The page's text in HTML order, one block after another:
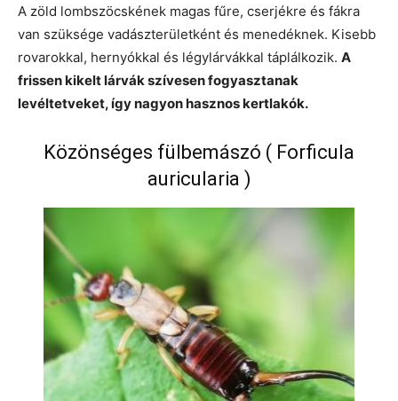
A zöld lombszöcskének magas fűre, cserjékre és fákra
van szüksége vadászterületként és menedéknek. Kisebb
rovarokkal, hernyókkal és légylárvákkal táplálkozik. A
frissen kikelt lárvák szívesen fogyasztanak
levéltetveket, így nagyon hasznos kertlakók.
Közönséges fülbemászó ( Forficula
auricularia )